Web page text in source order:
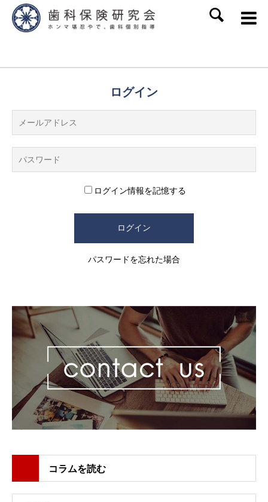
ログイン
ログイン情報を記憶する
パスワードを忘れた場合
コラムを読む